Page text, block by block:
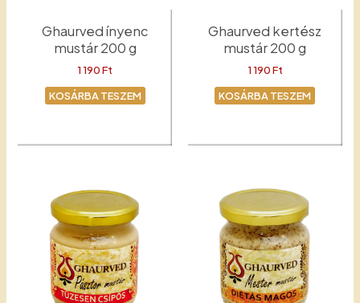
Ghaurved ínyenc
mustár 200 g
1 190Ft
KOSÁRBA TESZEM
Ghaurved kertész
mustár 200 g
1 190Ft
KOSÁRBA TESZEM